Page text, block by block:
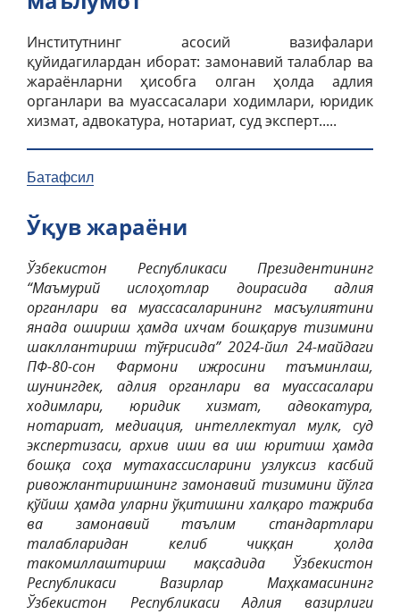
Институтнинг асосий вазифалари
қуйидагилардан иборат: замонавий талаблар ва
жараёнларни ҳисобга олган ҳолда адлия
органлари ва муассасалари ходимлари, юридик
хизмат, адвокатура, нотариат, суд эксперт.....
Батафсил
Ўқув жараёни
Ўзбекистон Республикаси Президентининг
“Маъмурий ислоҳотлар доирасида адлия
органлари ва муассасаларининг масъулиятини
янада ошириш ҳамда ихчам бошқарув тизимини
шакллантириш тўғрисида” 2024-йил 24-майдаги
ПФ-80-сон Фармони ижросини таъминлаш,
шунингдек, адлия органлари ва муассасалари
ходимлари, юридик хизмат, адвокатура,
нотариат, медиация, интеллектуал мулк, суд
экспертизаси, архив иши ва иш юритиш ҳамда
бошқа соҳа мутахассисларини узлуксиз касбий
ривожлантиришнинг замонавий тизимини йўлга
қўйиш ҳамда уларни ўқитишни халқаро тажриба
ва замонавий таълим стандартлари
талабларидан келиб чиққан ҳолда
такомиллаштириш мақсадида Ўзбекистон
Республикаси Вазирлар Маҳкамасининг
Ўзбекистон Республикаси Адлия вазирлиги